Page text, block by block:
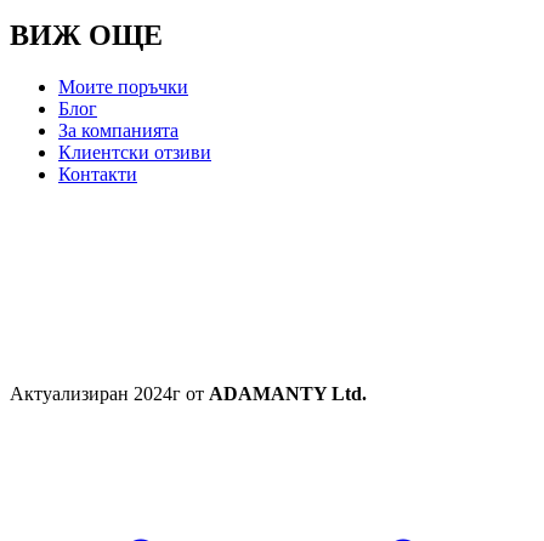
ВИЖ ОЩЕ
Моите поръчки
Блог
За компанията
Клиентски отзиви
Контакти
Актуализиран 2024г от ADAMANTY Ltd.